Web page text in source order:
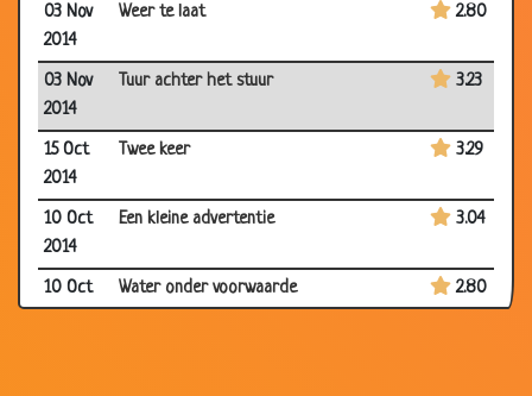
03 Nov
2014
Weer te laat 2.80
03 Nov
2014
Tuur achter het stuur 3.23
15 Oct
2014
Twee keer 3.29
10 Oct
2014
Een kleine advertentie 3.04
10 Oct
Water onder voorwaarde 2.80